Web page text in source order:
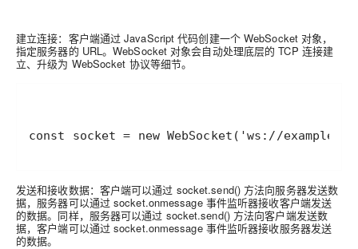
建立连接：客户端通过 JavaScript 代码创建一个 WebSocket 对象，
指定服务器的 URL。WebSocket 对象会自动处理底层的 TCP 连接建
立、升级为 WebSocket 协议等细节。
发送和接收数据：客户端可以通过 socket.send() 方法向服务器发送数
据，服务器可以通过 socket.onmessage 事件监听器接收客户端发送
的数据。同样，服务器可以通过 socket.send() 方法向客户端发送数
据，客户端可以通过 socket.onmessage 事件监听器接收服务器发送
的数据。